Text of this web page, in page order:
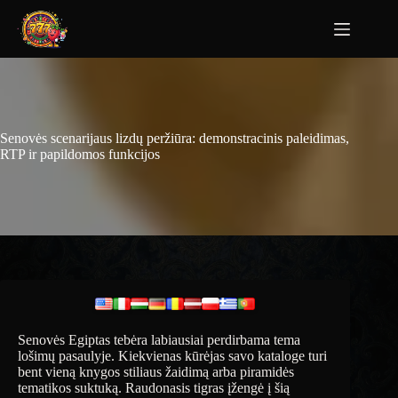
Senovės scenarijaus lizdų peržiūra: demonstracinis paleidimas,
RTP ir papildomos funkcijos
Senovės Egiptas tebėra labiausiai perdirbama tema
lošimų pasaulyje. Kiekvienas kūrėjas savo kataloge turi
bent vieną knygos stiliaus žaidimą arba piramidės
tematikos suktuką. Raudonasis tigras įžengė į šią